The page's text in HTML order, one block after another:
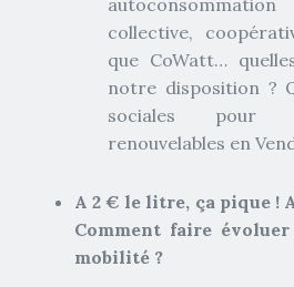
collective,
que CoWatt…
notre disposition ?
sociales pour
renouvelables en
A 2 € le litre, ça pique !
Comment faire
mobilité ?